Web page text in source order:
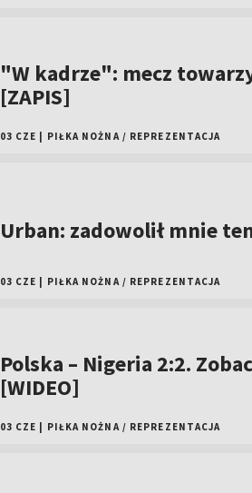
"W kadrze": mecz
[ZAPIS]
03 CZE PIŁKA NOŻNA / REPREZENTACJA
Urban: zadowolił mnie
03 CZE PIŁKA NOŻNA / REPREZENTACJA
Polska – Nigeria 2:2.
[WIDEO]
03 CZE PIŁKA NOŻNA / REPREZENTACJA